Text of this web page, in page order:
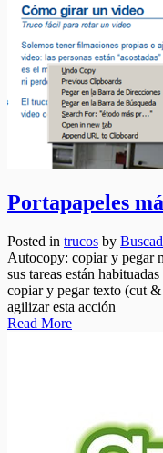
Portapapeles
Posted in trucos by
Autocopy: copiar y pegar
sus tareas están
copiar y pegar texto (cut
agilizar esta acción
Read More